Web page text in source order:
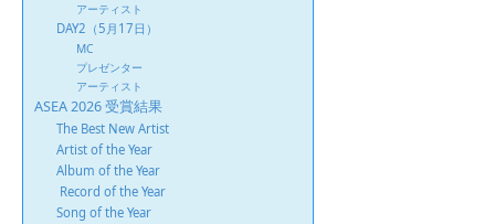
アーティスト
DAY2（5月17日）
MC
プレゼンター
アーティスト
ASEA 2026 受賞結果
The Best New Artist
Artist of the Year
Album of the Year
Record of the Year
Song of the Year